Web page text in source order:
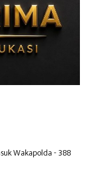
Wakapolda- 388